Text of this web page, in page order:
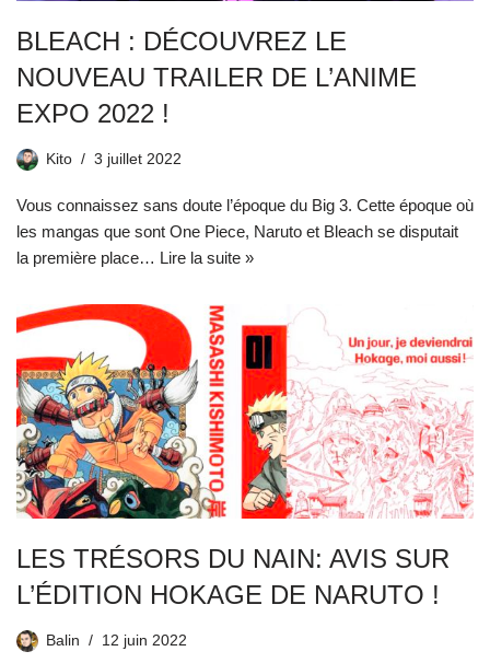
BLEACH : DÉCOUVREZ LE
NOUVEAU TRAILER DE L’ANIME
EXPO 2022 !
Kito 3 juillet 2022
Vous connaissez sans doute l’époque du Big 3. Cette époque où
les mangas que sont One Piece, Naruto et Bleach se disputait
la première place… Lire la suite »
LES TRÉSORS DU NAIN: AVIS SUR
L’ÉDITION HOKAGE DE NARUTO !
Balin 12 juin 2022